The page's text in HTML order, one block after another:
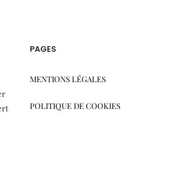
PAGES
MENTIONS LÉGALES
POLITIQUE DE COOKIES